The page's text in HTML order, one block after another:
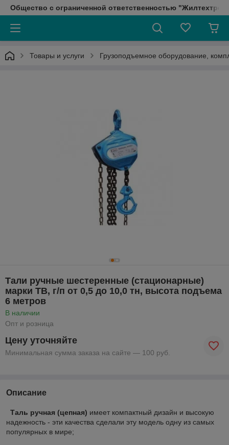
Общество с ограниченной ответственностью
Товары и услуги Грузоподъемное оборудование,
Тали ручные шестеренные (стационарные)
марки ТВ, г/п от 0,5 до 10,0 тн, высота подъема
6 метров
В наличии
Опт и розница
Цену уточняйте
Минимальная сумма заказа на сайте — 100 руб.
Описание
Таль ручная (цепная) имеет компактный дизайн и высокую
надежность - эти качества сделали эту модель одну из самых
популярных в мире;